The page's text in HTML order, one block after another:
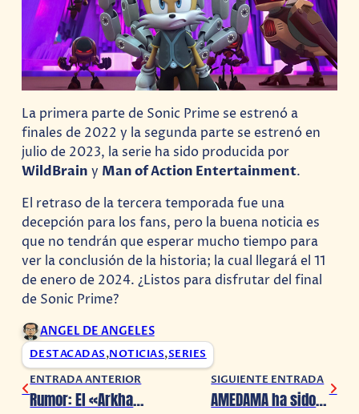
La primera parte de Sonic Prime se estrenó a
finales de 2022 y la segunda parte se estrenó en
julio de 2023, la serie ha sido producida por
WildBrain y Man of Action Entertainment.
El retraso de la tercera temporada fue una
decepción para los fans, pero la buena noticia es
que no tendrán que esperar mucho tiempo para
ver la conclusión de la historia; la cual llegará el 11
de enero de 2024. ¿Listos para disfrutar del final
de Sonic Prime?
ANGEL DE ANGELES
DESTACADAS,NOTICIAS,SERIES
ENTRADA ANTERIOR
Rumor: El «Arkhamverse» continuará de la mano de James Gunn
SIGUIENTE ENTRADA
AMEDAMA ha sido retrasado, llegará en 2024